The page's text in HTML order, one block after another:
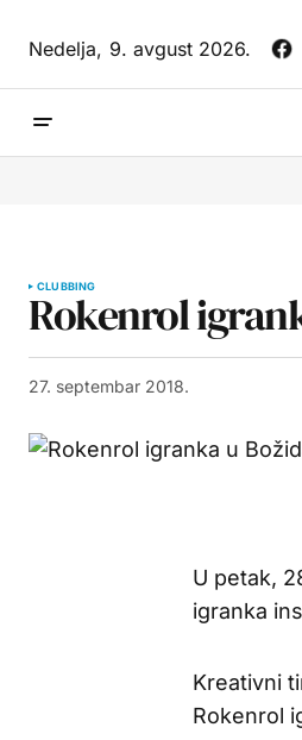
Nedelja,9. avgust 2026.
CLUBBING
Rokenrol
27. septembar 2018.
U petak,
igranka
Kreativni
Rokenrol